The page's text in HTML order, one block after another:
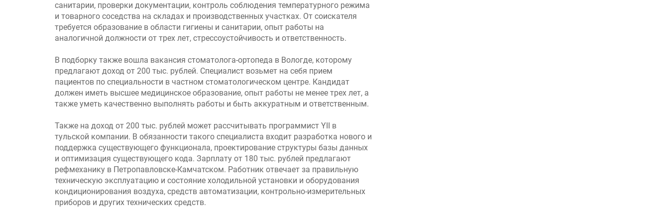
санитарии, проверки документации, контроль соблюдения температурного режима
и товарного соседства на складах и производственных участках. От соискателя
требуется образование в области гигиены и санитарии, опыт работы на
аналогичной должности от трех лет, стрессоустойчивость и ответственность.
В подборку также вошла вакансия стоматолога-ортопеда в Вологде, которому
предлагают доход от 200 тыс. рублей. Специалист возьмет на себя прием
пациентов по специальности в частном стоматологическом центре. Кандидат
должен иметь высшее медицинское образование, опыт работы не менее трех лет, а
также уметь качественно выполнять работы и быть аккуратным и ответственным.
Также на доход от 200 тыс. рублей может рассчитывать программист YII в
тульской компании. В обязанности такого специалиста входит разработка нового и
поддержка существующего функционала, проектирование структуры базы данных
и оптимизация существующего кода. Зарплату от 180 тыс. рублей предлагают
рефмеханику в Петропавловске-Камчатском. Работник отвечает за правильную
техническую эксплуатацию и состояние холодильной установки и оборудования
кондиционирования воздуха, средств автоматизации, контрольно-измерительных
приборов и других технических средств.